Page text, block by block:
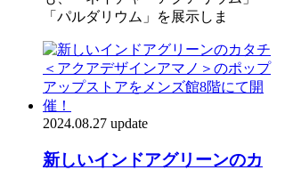
「パルダリウム」を展示しま
2024.08.27 update
新しいインドアグリーンのカ